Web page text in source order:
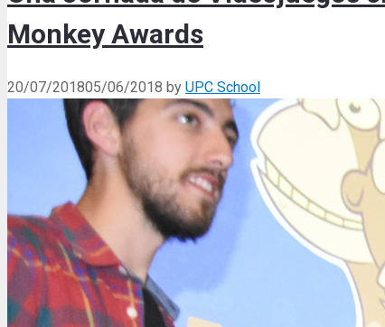
Monkey Awards
20/07/201805/06/2018 by UPC School